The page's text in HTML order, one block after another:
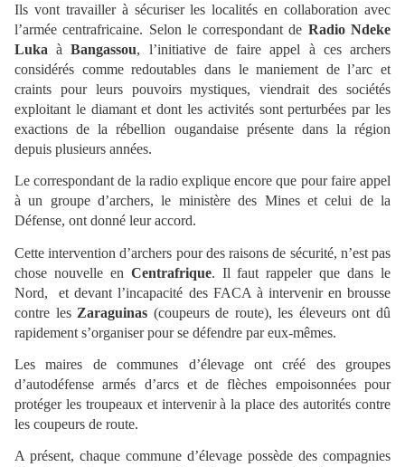
Ils vont travailler à sécuriser les localités en collaboration avec
l’armée centrafricaine. Selon le correspondant de Radio Ndeke
Luka àBangassou, l’initiative de faire appel à ces archers
considérés comme redoutables dans le maniement de l’arc et
craints pour leurs pouvoirs mystiques, viendrait des sociétés
exploitant le diamant et dont les activités sont perturbées par les
exactions de la rébellion ougandaise présente dans la région
depuis plusieurs années.
Le correspondant de la radio explique encore que pour faire appel
à un groupe d’archers, le ministère des Mines et celui de la
Défense, ont donné leur accord.
Cette intervention d’archers pour des raisons de sécurité, n’est pas
chose nouvelle en Centrafrique. Il faut rappeler que dans le
Nord, et devant l’incapacité des FACA à intervenir en brousse
contre les Zaraguinas (coupeurs de route), les éleveurs ont dû
rapidement s’organiser pour se défendre par eux-mêmes.
Les maires de communes d’élevage ont créé des groupes
d’autodéfense armés d’arcs et de flèches empoisonnées pour
protéger les troupeaux et intervenir à la place des autorités contre
les coupeurs de route.
A présent, chaque commune d’élevage possède des compagnies